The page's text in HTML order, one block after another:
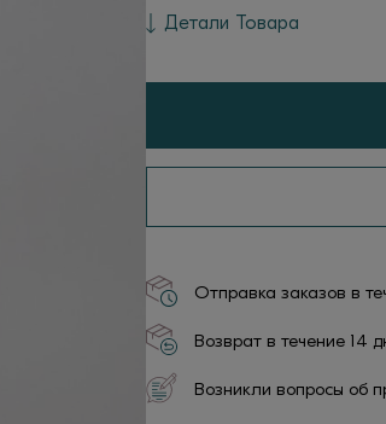
Детали Товара
Отправка заказов в
Возврат в течение 14
Возникли вопросы об